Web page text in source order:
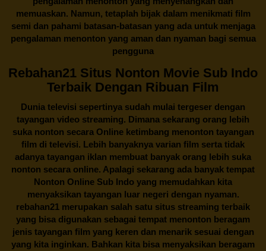
memuaskan. Namun, tetaplah bijak dalam menikmati film
semi dan pahami batasan-batasan yang ada untuk menjaga
pengalaman menonton yang aman dan nyaman bagi semua
pengguna
Rebahan21 Situs Nonton Movie Sub Indo
Terbaik Dengan Ribuan Film
Dunia televisi sepertinya sudah mulai tergeser dengan
tayangan video streaming. Dimana sekarang orang lebih
suka nonton secara Online ketimbang menonton tayangan
film di televisi. Lebih banyaknya varian film serta tidak
adanya tayangan iklan membuat banyak orang lebih suka
nonton secara online. Apalagi sekarang ada banyak tempat
Nonton Online Sub Indo yang memudahkan kita
menyaksikan tayangan luar negeri dengan nyaman.
rebahan21 merupakan salah satu situs streaming terbaik
yang bisa digunakan sebagai tempat menonton beragam
jenis tayangan film yang keren dan menarik sesuai dengan
yang kita inginkan. Bahkan kita bisa menyaksikan beragam